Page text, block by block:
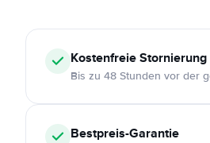
KostenfreieStornierung
Bis zu 48 Stunden vor der
Bestpreis-Garantie